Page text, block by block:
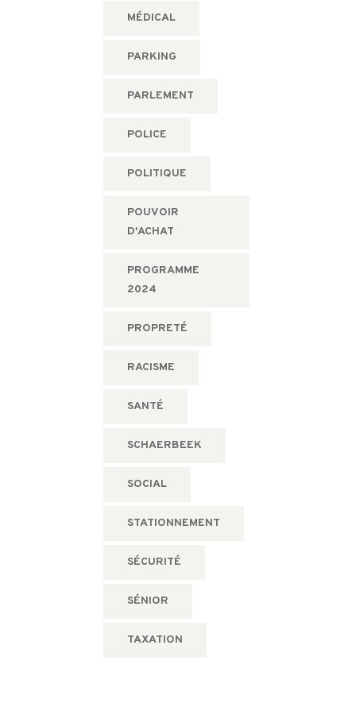
MÉDICAL
PARKING
PARLEMENT
POLICE
POLITIQUE
POUVOIR
D'ACHAT
PROGRAMME
2024
PROPRETÉ
RACISME
SANTÉ
SCHAERBEEK
SOCIAL
STATIONNEMENT
SÉCURITÉ
SÉNIOR
TAXATION